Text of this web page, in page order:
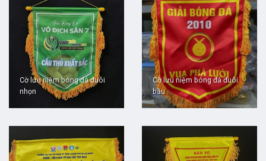
Cờ lưu niệm bóng đá đuôi
nhọn
Cờ lưu niệm bóng đá đuôi
bầu